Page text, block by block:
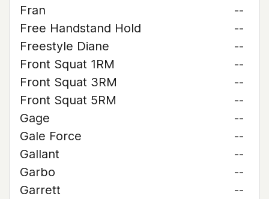
Fran
--
Free Handstand Hold
--
Freestyle Diane
--
Front Squat 1RM
--
Front Squat 3RM
--
Front Squat 5RM
--
Gage
--
Gale Force
--
Gallant
--
Garbo
--
Garrett
--